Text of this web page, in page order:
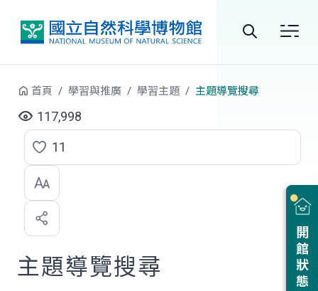
站
尋
開館狀態
首頁 學習與推廣 學習主題 主題導覽搜尋
117,998
點
選
喜
歡
11
主題導覽搜尋